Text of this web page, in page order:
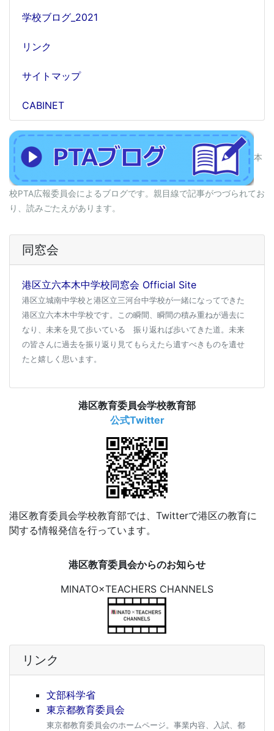
学校ブログ_2021
リンク
サイトマップ
CABINET
本
校PTA広報委員会によるブログです。親目線で記事がつづられてお
り、読みごたえがあります。
同窓会
港区立六本木中学校同窓会 Official Site
港区立城南中学校と港区立三河台中学校が一緒になってできた
港区立六本木中学校です。この瞬間、瞬間の積み重ねが過去に
なり、未来を見て歩いている 振り返れば歩いてきた道。未来
の皆さんに過去を振り返り見てもらえたら遺すべきものを遺せ
たと嬉しく思います。
港区教育委員会学校教育部
公式Twitter
港区教育委員会学校教育部では、Twitterで港区の教育に
関する情報発信を行っています。
港区教育委員会からのお知らせ
MINATO×TEACHERS CHANNELS
リンク
文部科学省
東京都教育委員会
東京都教育委員会のホームページ。事業内容、入試、都